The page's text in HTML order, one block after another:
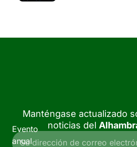
Evento
anual
Manténgase actualizado
noticias del